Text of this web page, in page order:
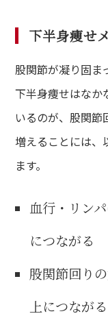
下半身痩せ
股関節が凝り固ま
下半身痩せはなか
いるのが、股関節
増えることには、
ます。
血行・リン
につながる
股関節回り
上につながる